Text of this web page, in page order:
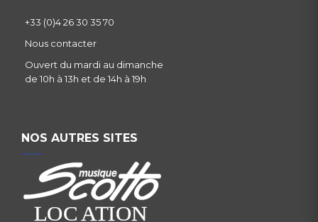
+33 (0)4 26 30 35 70
Nous contacter
Ouvert du mardi au dimanche
de 10h à 13h et de 14h à 19h
NOS AUTRES SITES